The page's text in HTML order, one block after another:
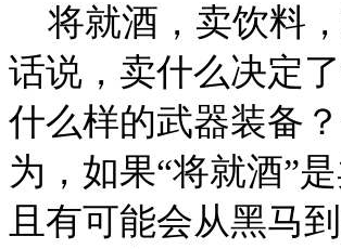
将就酒，卖饮料
话说，卖什么决定
什么样的武器装备
为，如果“将就酒”
且有可能会从黑马